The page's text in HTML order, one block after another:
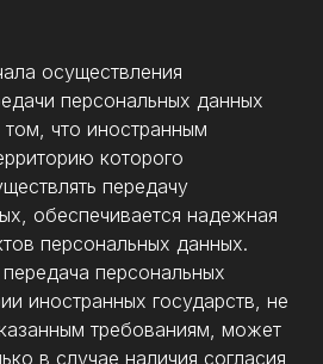
осуществления
персональных данных
что иностранным
которого
передачу
обеспечивается надежная
персональных данных.
передача персональных
иностранных государств, не
требованиям, может
в случае наличия согласия